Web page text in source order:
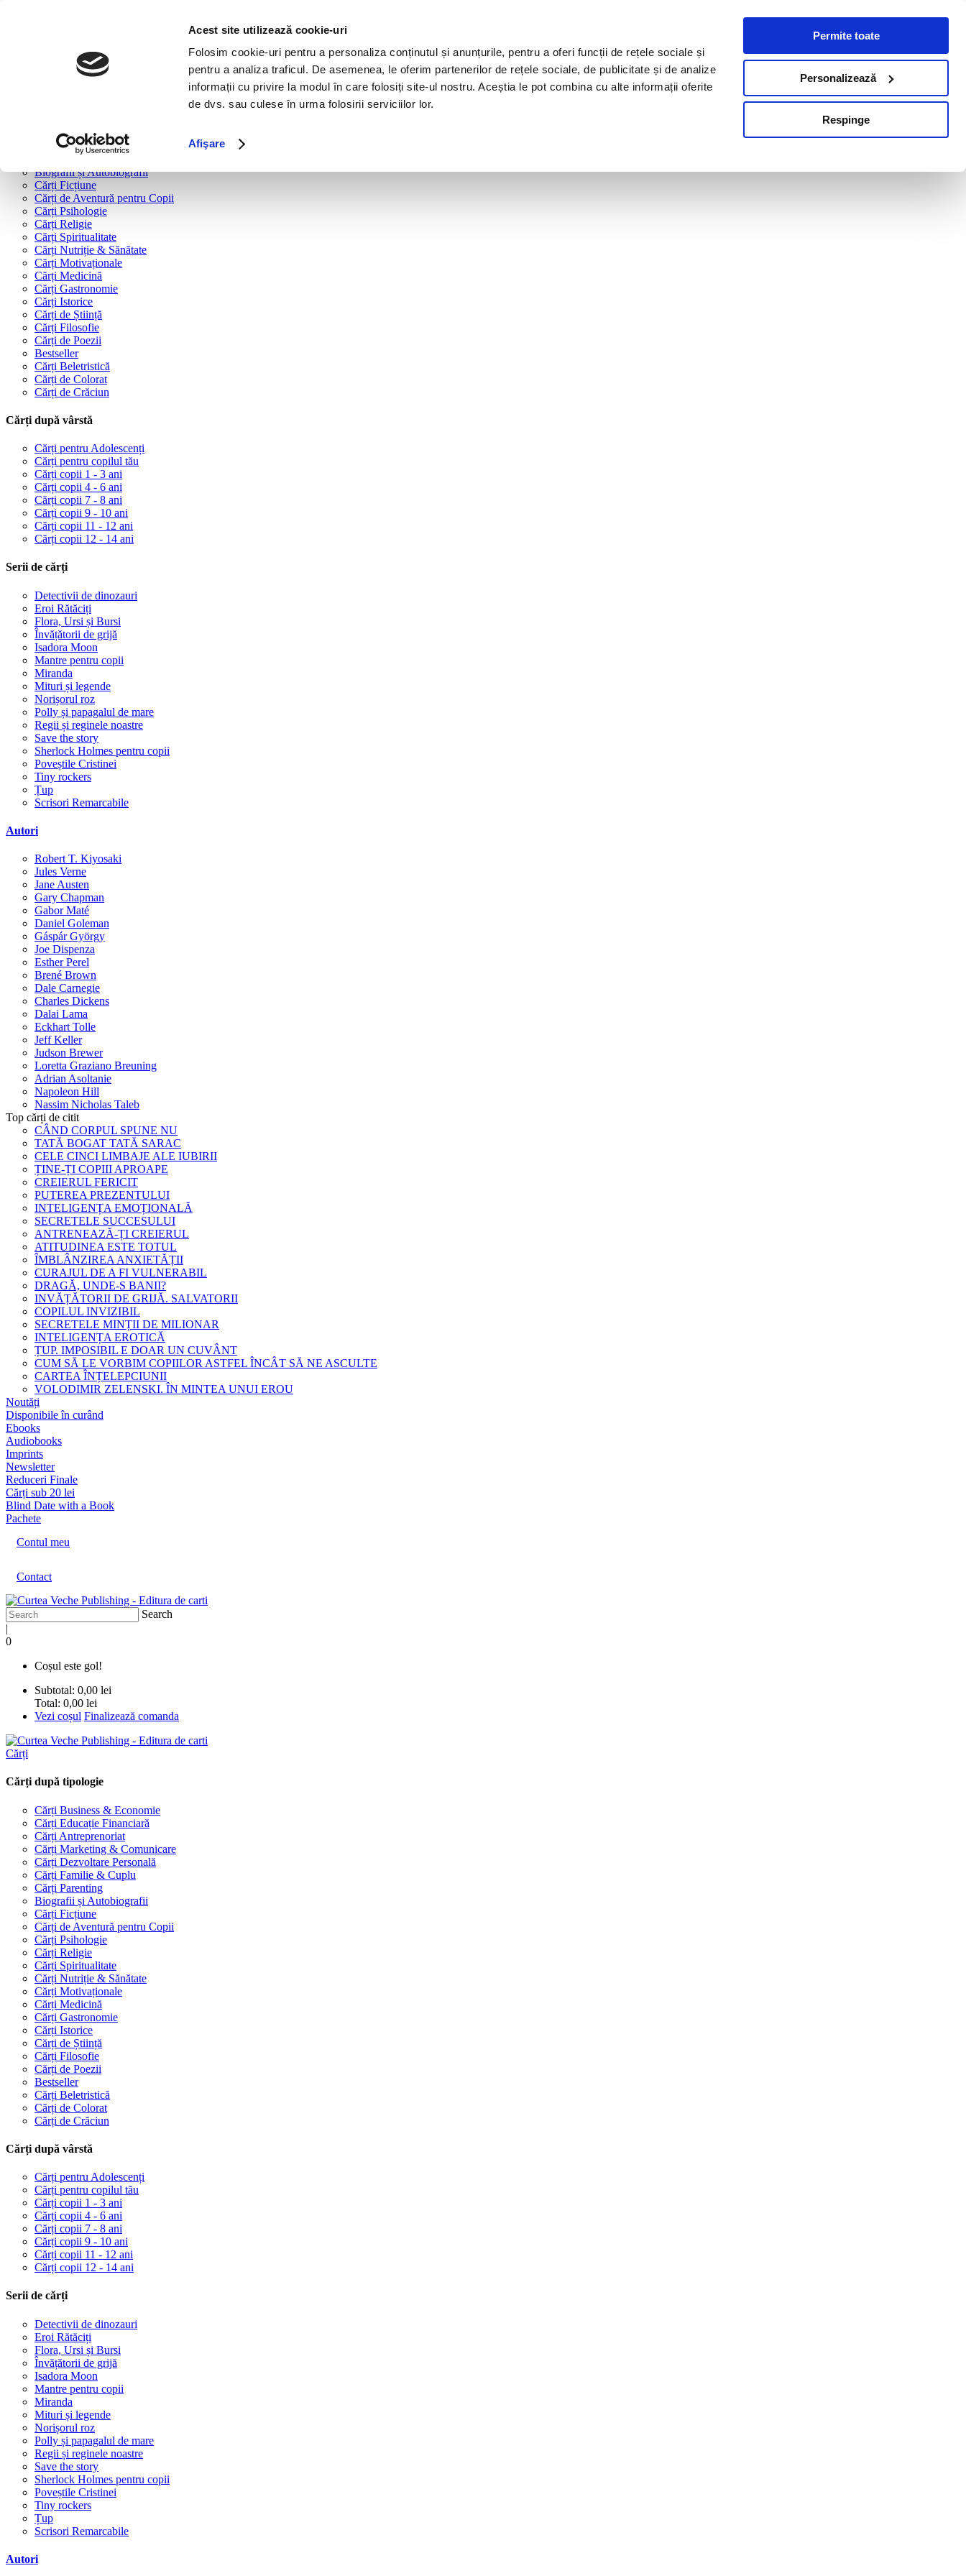
Acest site utilizează cookie-uri
Folosim cookie-uri pentru a personaliza conținutul și anunțurile, pentru a oferi funcții de rețele sociale și
pentru a analiza traficul. De asemenea, le oferim partenerilor de rețele sociale, de publicitate și de analize
informații cu privire la modul în care folosiți site-ul nostru. Aceștia le pot combina cu alte informații oferite
de dvs. sau culese în urma folosirii serviciilor lor.
Afişare
Permite toate
Personalizează
Respinge
Cărți după tipologie
Cărți Dezvoltare Personală
Cărți Familie & Cuplu
Biografii și Autobiografii
Cărți Ficțiune
Cărți de Aventură pentru Copii
Cărți Psihologie
Cărți Religie
Cărți Spiritualitate
Cărți Nutriție & Sănătate
Cărți Motivaționale
Cărți Medicină
Cărți Gastronomie
Cărți Istorice
Cărți de Știință
Cărți Filosofie
Cărți de Poezii
Bestseller
Cărți Beletristică
Cărți de Colorat
Cărți de Crăciun
Cărți după vârstă
Cărți pentru Adolescenți
Cărți pentru copilul tău
Cărți copii 1 - 3 ani
Cărți copii 4 - 6 ani
Cărți copii 7 - 8 ani
Cărți copii 9 - 10 ani
Cărți copii 11 - 12 ani
Cărți copii 12 - 14 ani
Serii de cărți
Detectivii de dinozauri
Eroi Rătăciți
Flora, Ursi și Bursi
Învățătorii de grijă
Isadora Moon
Mantre pentru copii
Miranda
Mituri și legende
Norișorul roz
Polly și papagalul de mare
Regii și reginele noastre
Save the story
Sherlock Holmes pentru copii
Poveștile Cristinei
Tiny rockers
Țup
Scrisori Remarcabile
Autori
Robert T. Kiyosaki
Jules Verne
Jane Austen
Gary Chapman
Gabor Maté
Daniel Goleman
Gáspár György
Joe Dispenza
Esther Perel
Brené Brown
Dale Carnegie
Charles Dickens
Dalai Lama
Eckhart Tolle
Jeff Keller
Judson Brewer
Loretta Graziano Breuning
Adrian Asoltanie
Napoleon Hill
Nassim Nicholas Taleb
Top cărți de citit
CÂND CORPUL SPUNE NU
TATĂ BOGAT TATĂ SARAC
CELE CINCI LIMBAJE ALE IUBIRII
ȚINE-ȚI COPIII APROAPE
CREIERUL FERICIT
PUTEREA PREZENTULUI
INTELIGENȚA EMOȚIONALĂ
SECRETELE SUCCESULUI
ANTRENEAZĂ-ȚI CREIERUL
ATITUDINEA ESTE TOTUL
ÎMBLÂNZIREA ANXIETĂȚII
CURAJUL DE A FI VULNERABIL
DRAGĂ, UNDE-S BANII?
INVĂȚĂTORII DE GRIJĂ. SALVATORII
COPILUL INVIZIBIL
SECRETELE MINȚII DE MILIONAR
INTELIGENȚA EROTICĂ
ȚUP. IMPOSIBIL E DOAR UN CUVÂNT
CUM SĂ LE VORBIM COPIILOR ASTFEL ÎNCÂT SĂ NE ASCULTE
CARTEA ÎNȚELEPCIUNII
VOLODIMIR ZELENSKI. ÎN MINTEA UNUI EROU
Noutăți
Disponibile în curând
Ebooks
Audiobooks
Imprints
Newsletter
Reduceri Finale
Cărți sub 20 lei
Blind Date with a Book
Pachete
Contul meu
Contact
Search
|
0
Coșul este gol!
Subtotal: 0,00 lei
Total: 0,00 lei
Vezi coșul Finalizează comanda
Cărți
Cărți după tipologie
Cărți Business & Economie
Cărți Educație Financiară
Cărți Antreprenoriat
Cărți Marketing & Comunicare
Cărți Dezvoltare Personală
Cărți Familie & Cuplu
Cărți Parenting
Biografii și Autobiografii
Cărți Ficțiune
Cărți de Aventură pentru Copii
Cărți Psihologie
Cărți Religie
Cărți Spiritualitate
Cărți Nutriție & Sănătate
Cărți Motivaționale
Cărți Medicină
Cărți Gastronomie
Cărți Istorice
Cărți de Știință
Cărți Filosofie
Cărți de Poezii
Bestseller
Cărți Beletristică
Cărți de Colorat
Cărți de Crăciun
Cărți după vârstă
Cărți pentru Adolescenți
Cărți pentru copilul tău
Cărți copii 1 - 3 ani
Cărți copii 4 - 6 ani
Cărți copii 7 - 8 ani
Cărți copii 9 - 10 ani
Cărți copii 11 - 12 ani
Cărți copii 12 - 14 ani
Serii de cărți
Detectivii de dinozauri
Eroi Rătăciți
Flora, Ursi și Bursi
Învățătorii de grijă
Isadora Moon
Mantre pentru copii
Miranda
Mituri și legende
Norișorul roz
Polly și papagalul de mare
Regii și reginele noastre
Save the story
Sherlock Holmes pentru copii
Poveștile Cristinei
Tiny rockers
Țup
Scrisori Remarcabile
Autori